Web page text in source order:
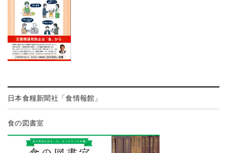
日本食糧新聞社「食情報館」
食の図書室